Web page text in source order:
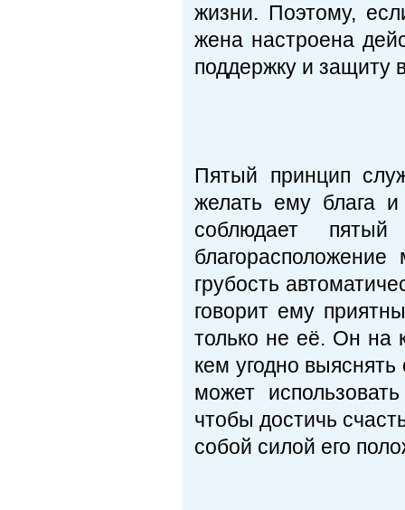
жизни. Поэтому,
жена настроена
поддержку и защиту
Пятый принцип
желать ему блага
соблюдает
грубость
говорит ему
только не её. Он на
кем угодно
может
чтобы достичь
собой силой его